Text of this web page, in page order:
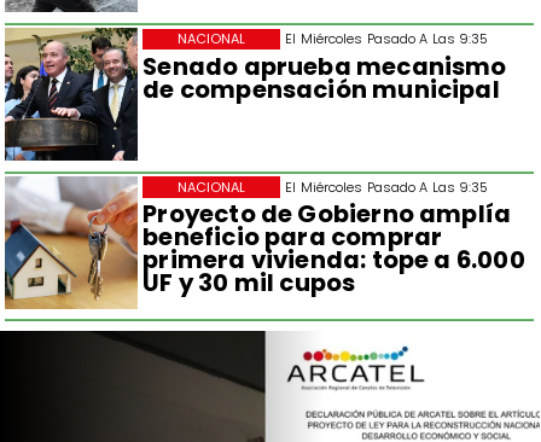
El Miércoles Pasado A Las 9:35
Senado aprueba mecanismo
de compensación municipal
NACIONAL
El Miércoles Pasado A Las 9:35
Proyecto de Gobierno amplía
beneficio para comprar
primera vivienda: tope a 6.000
UF y 30 mil cupos
NACIONAL